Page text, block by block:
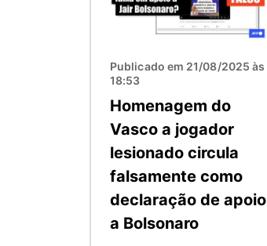
Publicado em 21/08/2025 às
18:53
Homenagem do
Vasco a jogador
lesionado circula
falsamente como
declaração de apoio
a Bolsonaro